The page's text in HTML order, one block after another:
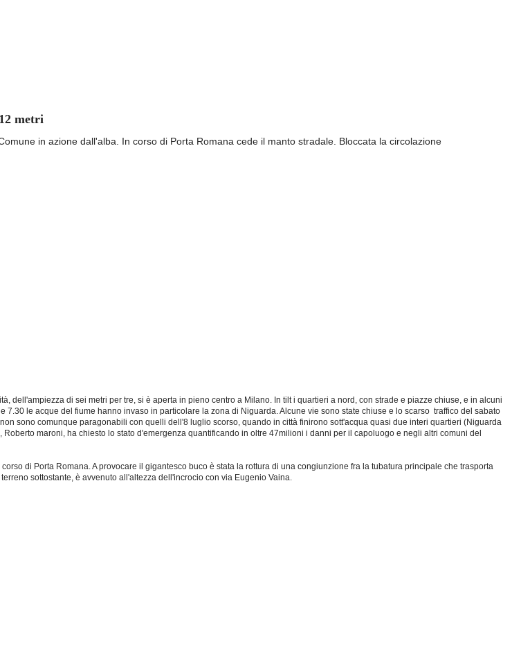
metri
in azione dall'alba. In corso di Porta Romana cede il manto stradale. Bloccata la circolazione
di sei metri per tre, si è aperta in pieno centro a Milano. In tilt i quartieri a nord, con strade e piazze chiuse, e in alcuni
le acque del fiume hanno invaso in particolare la zona di Niguarda. Alcune vie sono state chiuse e lo scarso traffico del sabato
sono comunque paragonabili con quelli dell'8 luglio scorso, quando in città finirono sott'acqua quasi due interi quartieri (Niguarda
maroni, ha chiesto lo stato d'emergenza quantificando in oltre 47milioni i danni per il capoluogo e negli altri comuni del
di Porta Romana. A provocare il gigantesco buco è stata la rottura di una congiunzione fra la tubatura principale che trasporta
sottostante, è avvenuto all'altezza dell'incrocio con via Eugenio Vaina.